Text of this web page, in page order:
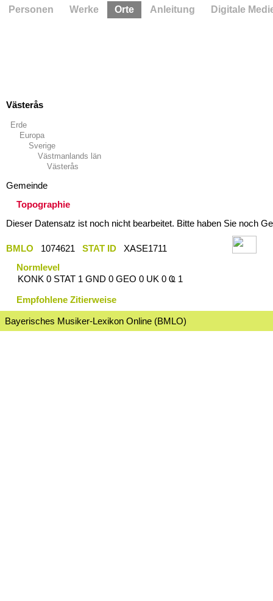
Västerås
Erde
Europa
Sverige
Västmanlands län
Västerås
Gemeinde
Topographie
Dieser Datensatz ist noch nicht bearbeitet. Bitte haben Sie noch
BMLO 1074621 STAT ID
XASE1711
Normlevel
KONK 0 STAT 1 GND 0 GEO 0 UK 0 Ҩ 1
Empfohlene Zitierweise
Bayerisches Musiker-Lexikon Online (BMLO)
Personen Werke Orte Anleitung Digitale